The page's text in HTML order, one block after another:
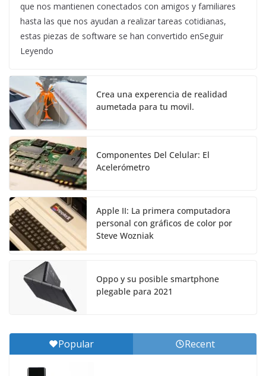
que nos mantienen conectados con amigos y familiares
hasta las que nos ayudan a realizar tareas cotidianas,
estas piezas de software se han convertido enSeguir
Leyendo
Crea una experencia de realidad
aumetada para tu movil.
Componentes Del Celular: El
Acelerómetro
Apple II: La primera computadora
personal con gráficos de color por
Steve Wozniak
Oppo y su posible smartphone
plegable para 2021
Popular Recent